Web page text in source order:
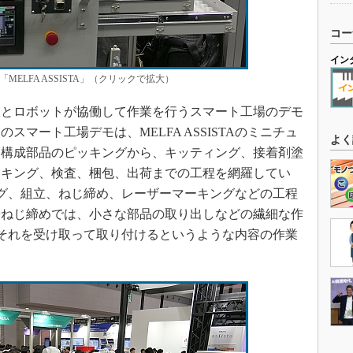
ASSISTA」（クリックで拡大）
ボットが協働して作業を行うスマート工場のデモ
スマート工場デモは、MELFA ASSISTAのミニチュ
成部品のピッキングから、キッティング、接着剤塗
ング、検査、梱包、出荷までの工程を網羅してい
、組立、ねじ締め、レーザーマーキングなどの工程
じ締めでは、小さな部品の取り出しなどの繊細な作
れを受け取って取り付けるというような内容の作業
コ
イン
よ